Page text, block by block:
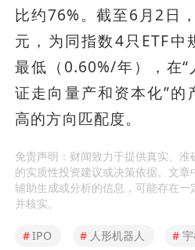
比约76%。截至6月2日
元，为同指数4只ETF中
最低（0.60%/年），在
证走向量产和资本化”的
高的方向匹配度。
免责声明：财闻致力于提供真实、
的实质性投资建议或决策依据。文
辅助生成或分析的信息，可能存在
并核实。
#IPO # 人形机器人 #